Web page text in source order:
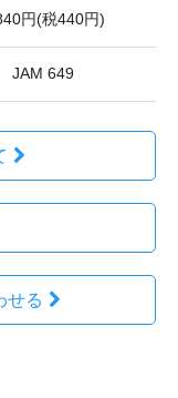
円(税440円)
JAM 649
せる